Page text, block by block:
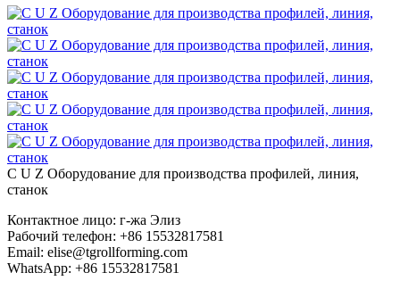
C U Z Оборудование для производства профилей, линия,
станок
Контактное лицо: г-жа Элиз
Рабочий телефон: +86 15532817581
Email: elise@tgrollforming.com
WhatsApp: +86 15532817581